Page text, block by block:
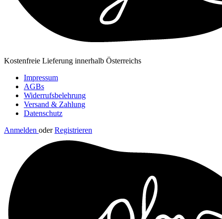
Kostenfreie Lieferung innerhalb Österreichs
Impressum
AGBs
Widerrufsbelehrung
Versand & Zahlung
Datenschutz
Anmelden oder Registrieren